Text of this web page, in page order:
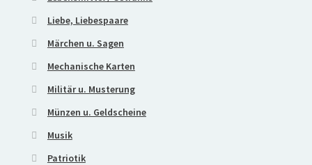
Liebe, Liebespaare
Märchen u. Sagen
Mechanische Karten
Militär u. Musterung
Münzen u. Geldscheine
Musik
Patriotik